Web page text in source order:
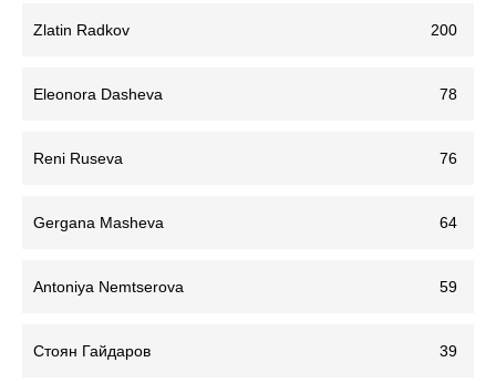
Zlatin Radkov 200
Eleonora Dasheva 78
Reni Ruseva 76
Gergana Masheva 64
Antoniya Nemtserova 59
Стоян Гайдаров 39